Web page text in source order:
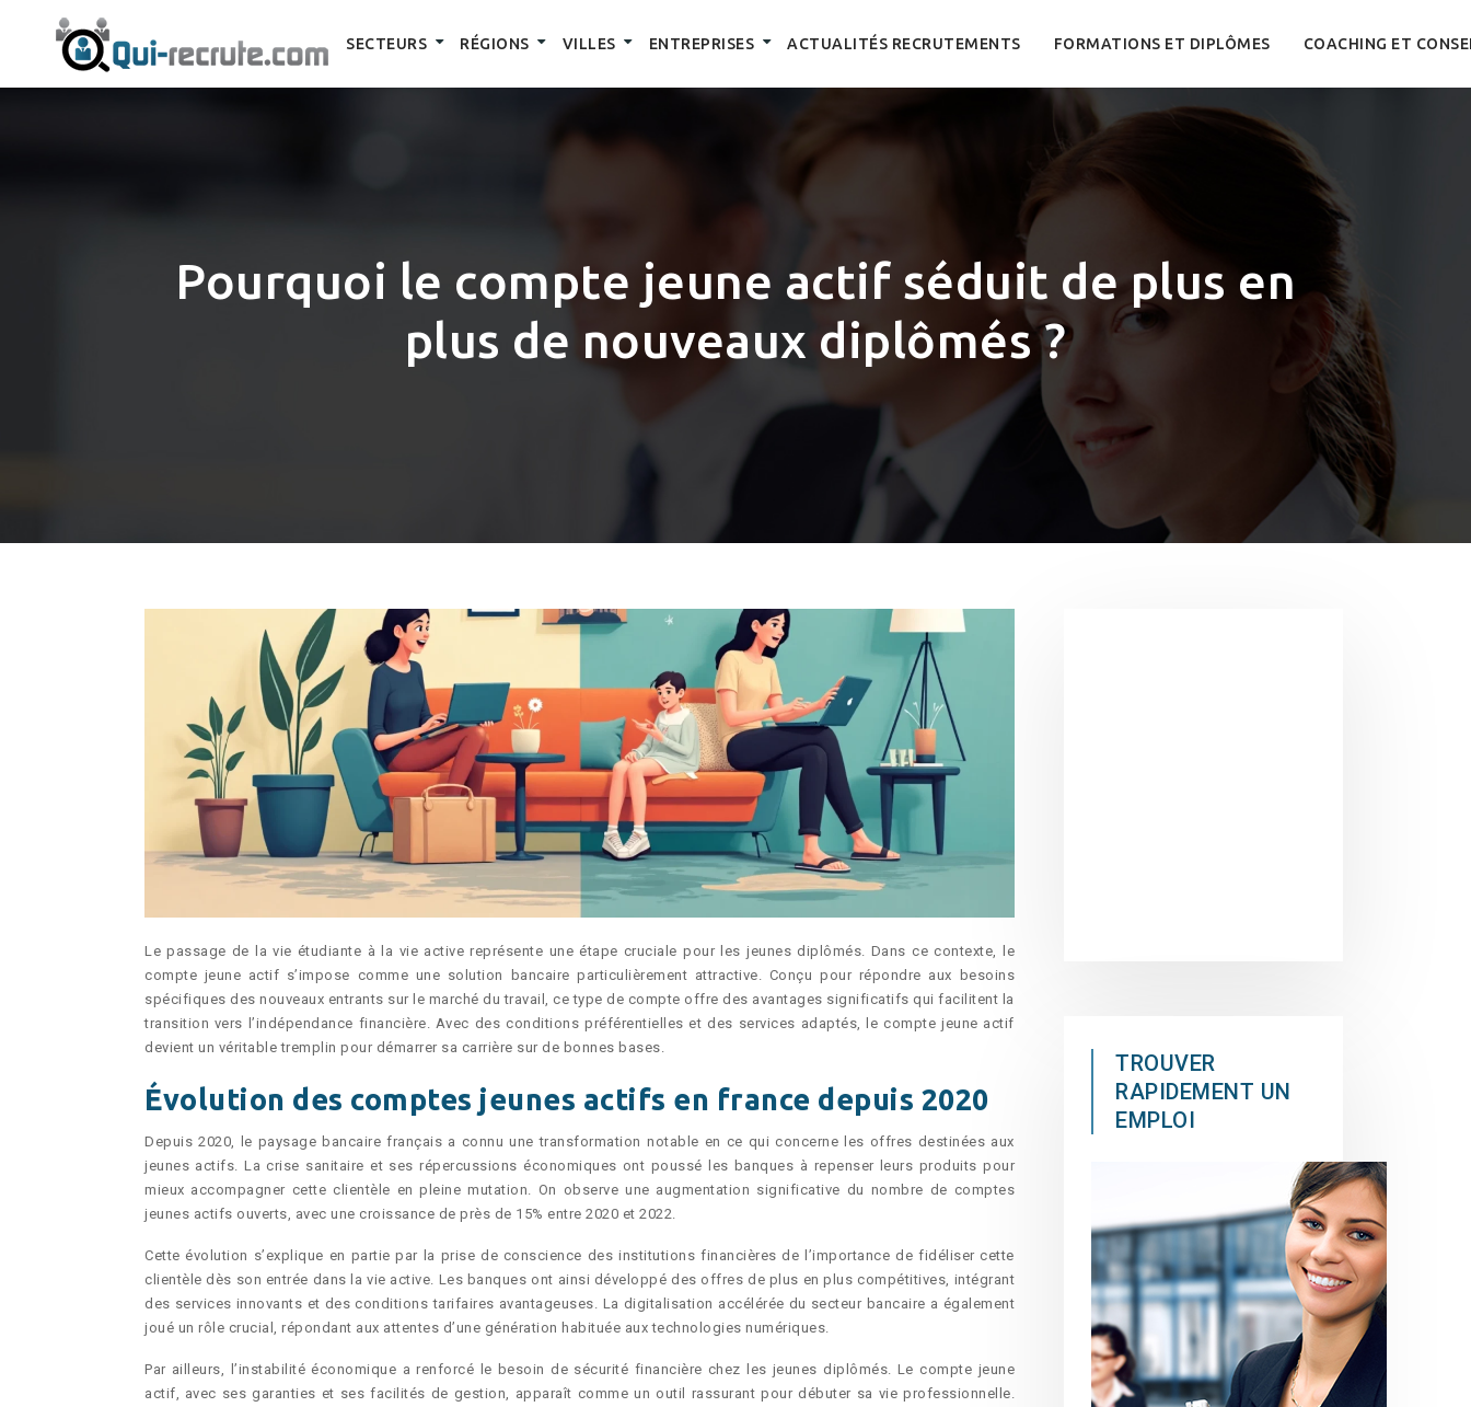
SECTEURS RÉGIONS VILLES ENTREPRISES ACTUALITÉS RECRUTEMENTS FORMATIONS ET DIPLÔMES COACHING ET
Pourquoi le compte jeune actif séduit de plus en
plus de nouveaux diplômés ?
Le passage de la vie étudiante à la vie active représente une étape cruciale pour les jeunes diplômés. Dans ce contexte, le
compte jeune actif s’impose comme une solution bancaire particulièrement attractive. Conçu pour répondre aux besoins
spécifiques des nouveaux entrants sur le marché du travail, ce type de compte offre des avantages significatifs qui facilitent la
transition vers l’indépendance financière. Avec des conditions préférentielles et des services adaptés, le compte jeune actif
devient un véritable tremplin pour démarrer sa carrière sur de bonnes bases.
Évolution des comptes jeunes actifs en france depuis 2020
Depuis 2020, le paysage bancaire français a connu une transformation notable en ce qui concerne les offres destinées aux
jeunes actifs. La crise sanitaire et ses répercussions économiques ont poussé les banques à repenser leurs produits pour
mieux accompagner cette clientèle en pleine mutation. On observe une augmentation significative du nombre de comptes
jeunes actifs ouverts, avec une croissance de près de 15% entre 2020 et 2022.
Cette évolution s’explique en partie par la prise de conscience des institutions financières de l’importance de fidéliser cette
clientèle dès son entrée dans la vie active. Les banques ont ainsi développé des offres de plus en plus compétitives, intégrant
des services innovants et des conditions tarifaires avantageuses. La digitalisation accélérée du secteur bancaire a également
joué un rôle crucial, répondant aux attentes d’une génération habituée aux technologies numériques.
Par ailleurs, l’instabilité économique a renforcé le besoin de sécurité financière chez les jeunes diplômés. Le compte jeune
actif, avec ses garanties et ses facilités de gestion, apparaît comme un outil rassurant pour débuter sa vie professionnelle.
TROUVER
RAPIDEMENT UN
EMPLOI